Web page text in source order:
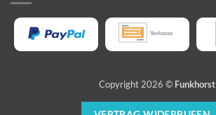
Copyright 2026 © Funkhorst